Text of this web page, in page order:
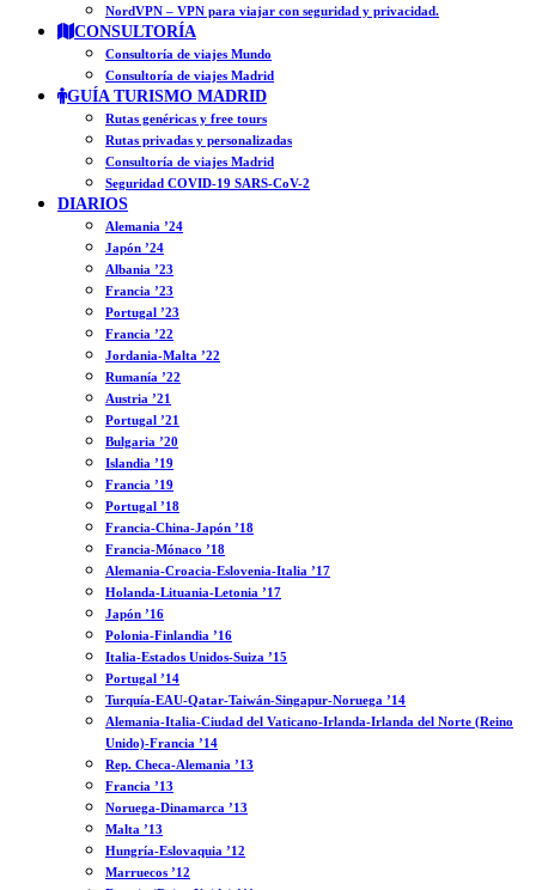
NordVPN – VPN para viajar con seguridad y privacidad.
CONSULTORÍA
Consultoría de viajes Mundo
Consultoría de viajes Madrid
GUÍA TURISMO MADRID
Rutas genéricas y free tours
Rutas privadas y personalizadas
Consultoría de viajes Madrid
Seguridad COVID-19 SARS-CoV-2
DIARIOS
Alemania ’24
Japón ’24
Albania ’23
Francia ’23
Portugal ’23
Francia ’22
Jordania-Malta ’22
Rumanía ’22
Austria ’21
Portugal ’21
Bulgaria ’20
Islandia ’19
Francia ’19
Portugal ’18
Francia-China-Japón ’18
Francia-Mónaco ’18
Alemania-Croacia-Eslovenia-Italia ’17
Holanda-Lituania-Letonia ’17
Japón ’16
Polonia-Finlandia ’16
Italia-Estados Unidos-Suiza ’15
Portugal ’14
Turquía-EAU-Qatar-Taiwán-Singapur-Noruega ’14
Alemania-Italia-Ciudad del Vaticano-Irlanda-Irlanda del Norte (Reino
Unido)-Francia ’14
Rep. Checa-Alemania ’13
Francia ’13
Noruega-Dinamarca ’13
Malta ’13
Hungría-Eslovaquia ’12
Marruecos ’12